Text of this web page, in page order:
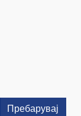
Пребарувај